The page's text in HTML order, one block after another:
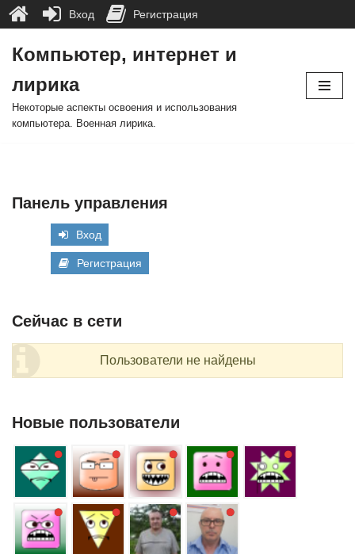
к
содержимому
Компьютер, интернет и
лирика
Некоторые аспекты освоения и использования
компьютера. Военная лирика.
Панель управления
Вход
Регистрация
Сейчас в сети
Пользователи не найдены
Новые пользователи
Вход Регистрация